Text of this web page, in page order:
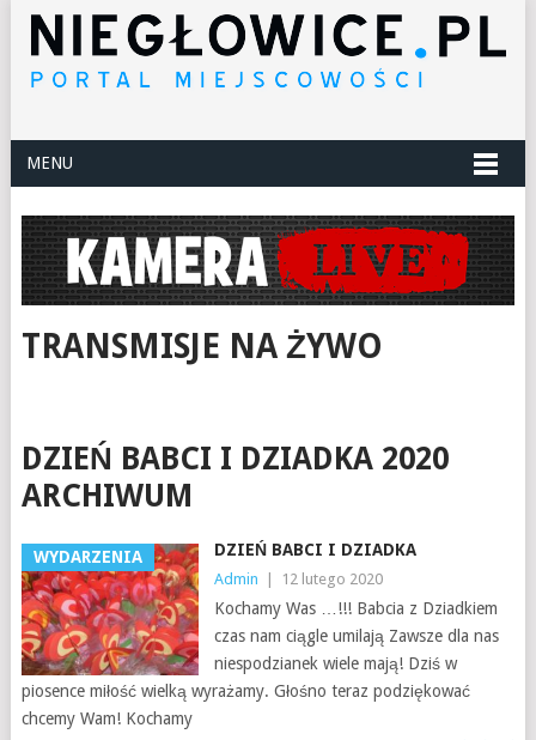
MENU
TRANSMISJE NA ŻYWO
DZIEŃ BABCI I DZIADKA 2020
ARCHIWUM
WYDARZENIA DZIEŃ BABCI I DZIADKA
Admin 12 lutego 2020
Kochamy Was …!!! Babcia z Dziadkiem
czas nam ciągle umilają Zawsze dla nas
niespodzianek wiele mają! Dziś w
piosence miłość wielką wyrażamy. Głośno teraz podziękować
chcemy Wam! Kochamy